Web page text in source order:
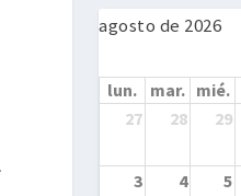
agosto de 2026
lun. mar. mié.
27
28 29
3 4 5